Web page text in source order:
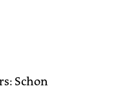
Schon